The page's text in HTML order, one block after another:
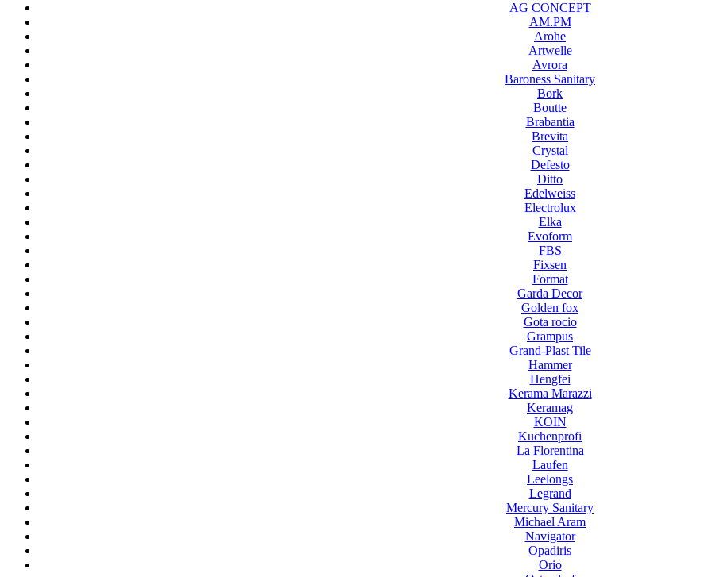
AG CONCEPT
AM.PM
Arohe
Artwelle
Avrora
Baroness Sanitary
Bork
Boutte
Brabantia
Brevita
Crystal
Defesto
Ditto
Edelweiss
Electrolux
Elka
Evoform
FBS
Fixsen
Format
Garda Decor
Golden fox
Gota rocio
Grampus
Grand-Plast Tile
Hammer
Hengfei
Kerama Marazzi
Keramag
KOIN
Kuchenprofi
La Florentina
Laufen
Leelongs
Legrand
Mercury Sanitary
Michael Aram
Navigator
Opadiris
Orio